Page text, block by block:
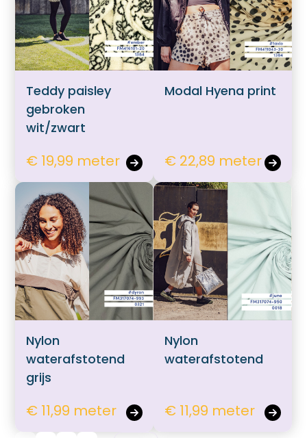
Teddy paisley
gebroken
wit/zwart
€ 19,99 meter
Modal Hyena print
€ 22,89 meter
Nylon
waterafstotend
grijs
€ 11,99 meter
Nylon
waterafstotend
€ 11,99 meter